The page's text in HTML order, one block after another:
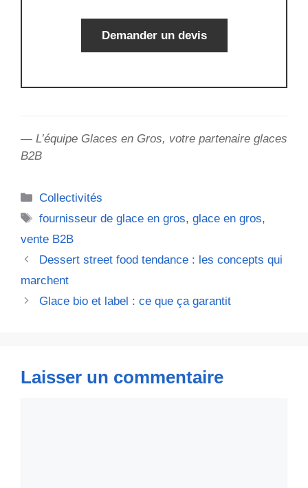
Demander un devis
— L’équipe Glaces en Gros, votre partenaire glaces
B2B
Catégories
Collectivités
Étiquettes
fournisseur de glace en gros,glace en gros,
vente B2B
Dessert street food tendance : les concepts qui
marchent
Glace bio et label : ce que ça garantit
Laisser un commentaire